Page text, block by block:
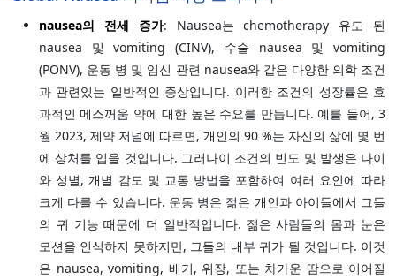
nausea의 전세 증가: Nausea는 chemotherapy 유도 된
nausea 및 vomiting (CINV), 수술 nausea 및 vomiting
(PONV), 운동 병 및 임신 관련 nausea와 같은 다양한 의학 조건
과 관련있는 일반적인 증상입니다. 이러한 조건의 성장률은 효
과적인 메스꺼움 약에 대한 높은 수요를 만듭니다. 예를 들어, 3
월 2023, 제약 저널에 따르면, 개인의 90 %는 자신의 삶에 몇 번
에 상처를 입을 것입니다. 그러나이 조건의 빈도 및 발생은 나이
와 성별, 개별 감도 및 교통 방법을 포함하여 여러 요인에 따라
크게 다를 수 있습니다. 운동 병은 젊은 개인과 아이들에서 그들
의 귀 기능 때문에 더 일반적입니다. 젊은 사람들의 몸과 눈은
모션을 인식하지 못하지만, 그들의 내부 귀가 될 것입니다. 이것
은 nausea, vomiting, 배기, 위장, 또는 차가운 땀으로 이어질